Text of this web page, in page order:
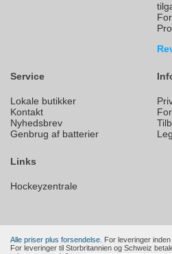
Service
Lokale butikker
Kontakt
Nyhedsbrev
Genbrug af batterier
Links
Hockeyzentrale
Alle priser plus forsendelse. For leveringer
For leveringer til Storbritannien og Schweiz